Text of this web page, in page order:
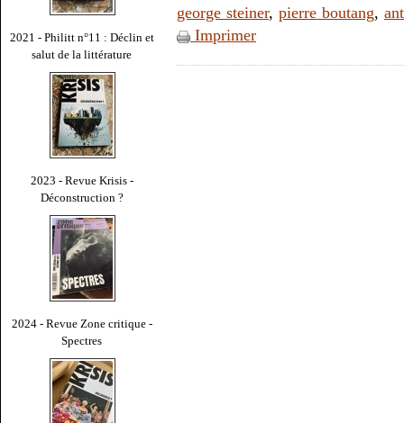
2021 - Philitt n°11 : Déclin et
salut de la littérature
2023 - Revue Krisis -
Déconstruction ?
2024 - Revue Zone critique -
Spectres
george steiner, pierre boutang,
Imprimer